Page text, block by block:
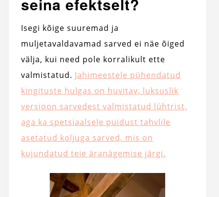
seina efektselt?
Isegi kõige suuremad ja
muljetavaldavamad sarved ei näe õiged
välja, kui need pole korralikult ette
valmistatud. Jahimeestele pühendatud
kingituste hulgas on huvitav, luksuslik
versioon sarvedest valmistatud lühtrist,
aga ka spetsiaalsele puidust tahvlile
asetatud koljuga sarved, mis on
kujundatud teie äranägemise järgi.